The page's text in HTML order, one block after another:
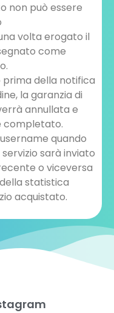
non può essere
volta erogato il
come
prima della notifica
la garanzia di
annullata e
completato.
quando
sarà inviato
o viceversa
statistica
acquistato.